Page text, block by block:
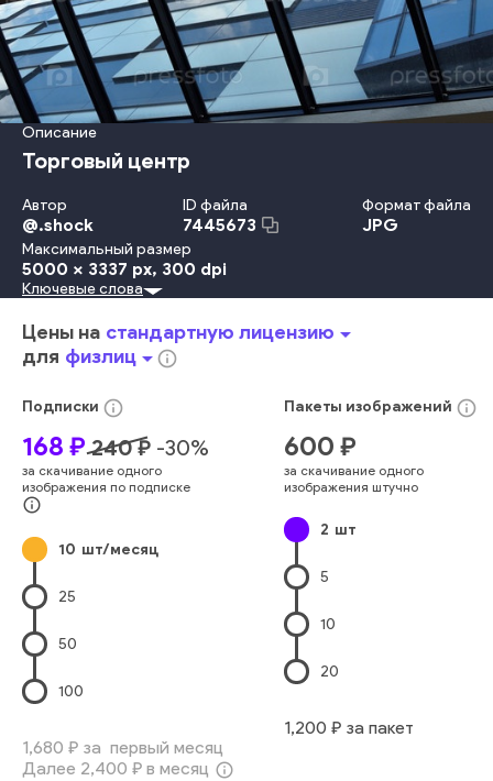
Описание
Торговый центр
Автор
@.shock
ID файла
7445673
Формат файла
JPG
Максимальный размер
5000 x 3337 px, 300 dpi
Одежда Стиль Travel Locations
Толпа Отражение Сталь Рынок Распродажа
Клиент
Экономика
Магазин
Розничная Торговля
Фоновые Изображения
Городское Место Действия
Внешний Вид Здания
Структура Здания
Городская Жизнь
Офисное Здание
Геометрическая Форма
Архитектура И Здания
современный
интерьер
внутри
лестница
коммерческий
интерьер дисплей
торговый центр
проход
торговля
развлекательно досуговое заведение
Ключевые слова
Цены на стандартную лицензиюarrow_drop_down
для физлицarrow_drop_downinfo_outline
Подписки info_outline
168 ₽ 240₽ -30%
за скачивание одного
изображения по подписке
info_outline
10 шт/месяц
25
50
100
1,680 ₽ за первый месяц
Далее 2,400 ₽ в месяц info_outline
Пакеты изображений info_outline
600 ₽
за скачивание одного
изображения штучно
2 шт
5
10
20
1,200 ₽ за пакет